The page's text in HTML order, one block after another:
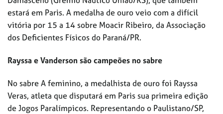
estará em Paris. A medalha de ouro veio com a difícil
vitória por 15 a 14 sobre Moacir Ribeiro, da Associação
dos Deficientes Físicos do Paraná/PR.
Rayssa e Vanderson são campeões no sabre
No sabre A feminino, a medalhista de ouro foi Rayssa
Veras, atleta que disputará em Paris sua primeira edição
de Jogos Paralímpicos. Representando o Paulistano/SP,